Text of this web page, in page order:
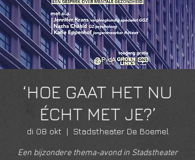
‘HOE GAAT HET NU
ÉCHT MET JE?’
di 08 okt
  |
Stadstheater De Boemel
Een bijzondere thema-avond in Stadstheater